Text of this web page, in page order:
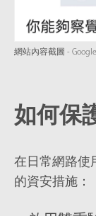
網站內容截圖 -
如何保
在日常網路使
的資安措施：